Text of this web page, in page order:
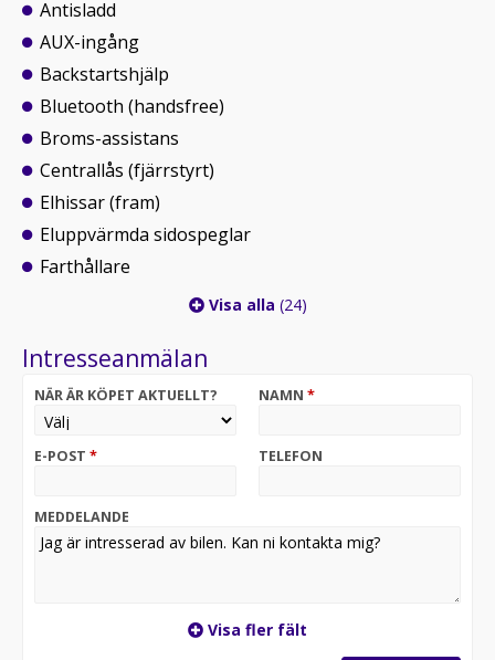
Antisladd
AUX-ingång
Backstartshjälp
Bluetooth (handsfree)
Broms-assistans
Centrallås (fjärrstyrt)
Elhissar (fram)
Eluppvärmda sidospeglar
Farthållare
Visa alla (24)
Intresseanmälan
NÄR ÄR KÖPET AKTUELLT? NAMN *
E-POST * TELEFON
MEDDELANDE
Visa fler fält